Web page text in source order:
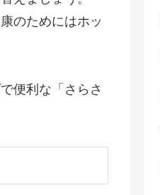
のためにはホッ
便利な「さらさ